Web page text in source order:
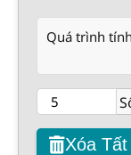
Quá trình
Xóa